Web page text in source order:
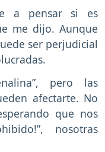
a pensar si es
me dijo. Aunque
ser perjudicial
pero las
afectarte. No
que nos
nosotras